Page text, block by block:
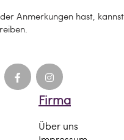
Anmerkungen hast, kannst
Firma
Über uns